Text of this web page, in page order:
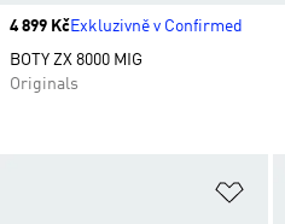
Price
4 899 KčExkluzivně v Confirmed
BOTY ZX 8000 MIG
Originals